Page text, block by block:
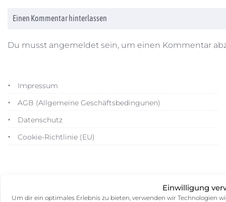
Einwilligung
Um dir ein optimales Erlebnis zu bieten, verwenden wir Technologien
Einen Kommentar hinterlassen
Du musst angemeldet sein, um einen Kommentar
Impressum
AGB (Allgemeine Geschäftsbedingunen)
Datenschutz
Cookie-Richtlinie (EU)